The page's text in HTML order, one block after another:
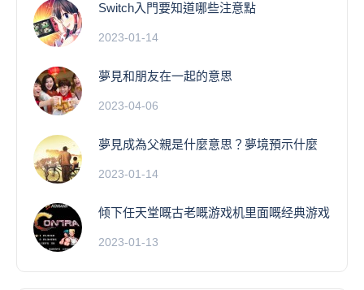
Switch入門要知道哪些注意點
2023-01-14
夢見和朋友在一起的意思
2023-04-06
夢見成為父親是什麼意思？夢境預示什麼
2023-01-14
倾下任天堂嘅古老嘅游戏机里面嘅经典游戏
2023-01-13